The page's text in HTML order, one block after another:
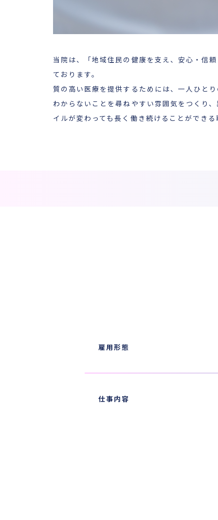
当院は、「地域住民の健康を支え、安心・信
ております。
質の高い医療を提供するためには、一人ひと
わからないことを尋ねやすい雰囲気をつくり
イルが変わっても長く働き続けることができ
雇用形態
仕事内容